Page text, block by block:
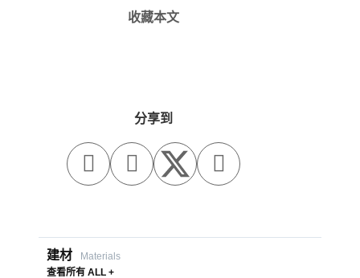
收藏本文
分享到
  
建材
Materials
查看所有 ALL +